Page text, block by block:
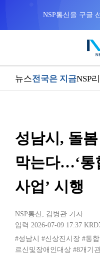
NSP통신을 구글
뉴스전국은 지금NSP
성남시, 돌
막는다…‘통
사업’ 시행
NSP통신 , 김병관 기자
입력 2026-07-09 17:37
#성남시
#신상진시장 #통
르신및장애인대상 #8개기